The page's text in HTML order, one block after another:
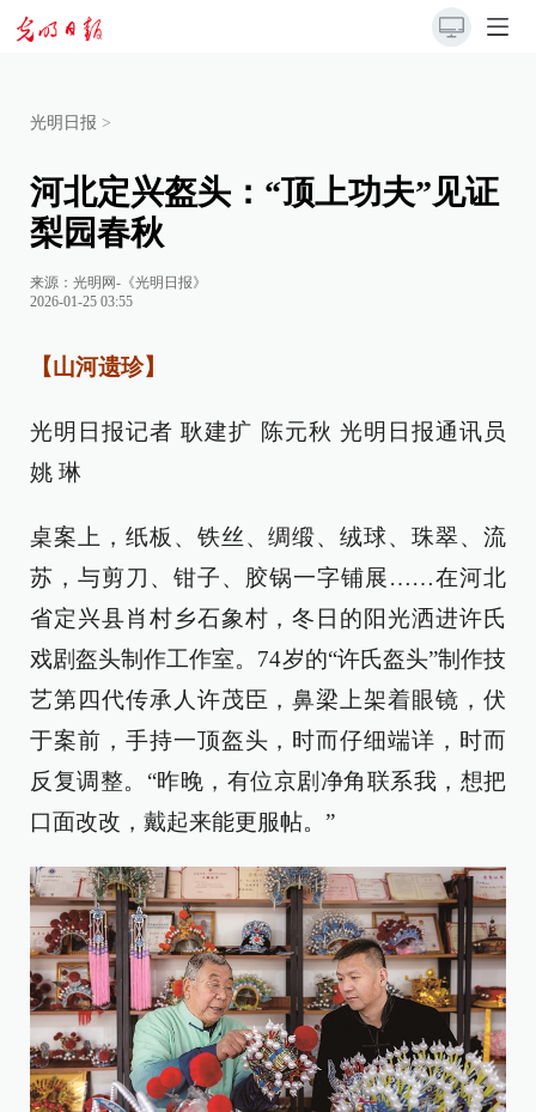
光明日报 >
河北定兴盔头：“顶上功夫”见证
梨园春秋
来源： 光明网-《光明日报》
2026-01-25 03:55
【山河遗珍】
光明日报记者 耿建扩 陈元秋 光明日报通讯员
姚 琳
桌案上，纸板、铁丝、绸缎、绒球、珠翠、流
苏，与剪刀、钳子、胶锅一字铺展……在河北
省定兴县肖村乡石象村，冬日的阳光洒进许氏
戏剧盔头制作工作室。74岁的“许氏盔头”制作技
艺第四代传承人许茂臣，鼻梁上架着眼镜，伏
于案前，手持一顶盔头，时而仔细端详，时而
反复调整。“昨晚，有位京剧净角联系我，想把
口面改改，戴起来能更服帖。”